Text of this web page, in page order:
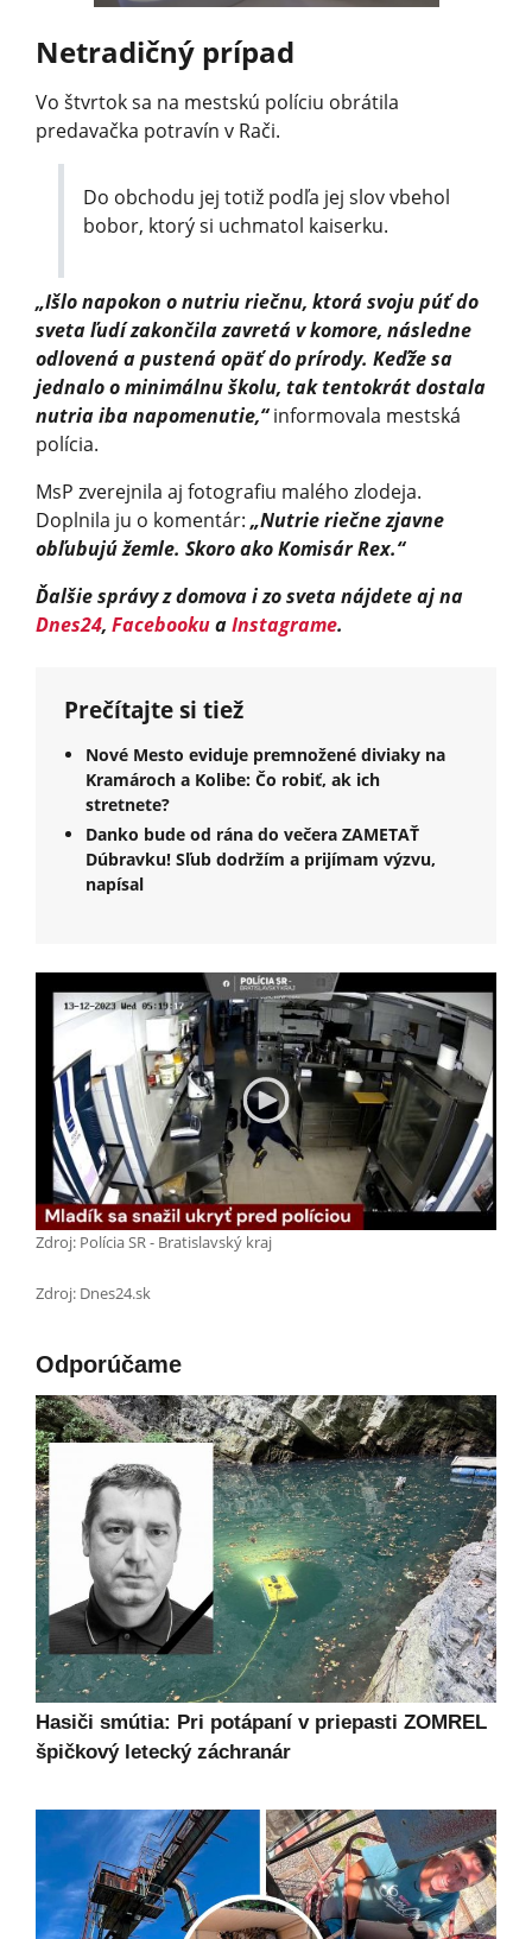
Netradičný prípad
Vo štvrtok sa na mestskú políciu obrátila
predavačka potravín v Rači.
Do obchodu jej totiž podľa jej slov vbehol
bobor, ktorý si uchmatol kaiserku.
„Išlo napokon o nutriu riečnu, ktorá svoju púť do
sveta ľudí zakončila zavretá v komore, následne
odlovená a pustená opäť do prírody. Keďže sa
jednalo o minimálnu školu, tak tentokrát dostala
nutria iba napomenutie,“informovala mestská
polícia.
MsP zverejnila aj fotografiu malého zlodeja.
Doplnila ju o komentár: „Nutrie riečne zjavne
obľubujú žemle. Skoro ako Komisár Rex.“
Ďalšie správy z domova i zo sveta nájdete aj na
Dnes24, FacebookuaInstagrame.
Prečítajte si tiež
Nové Mesto eviduje premnožené diviaky na
Kramároch a Kolibe: Čo robiť, ak ich
stretnete?
Danko bude od rána do večera ZAMETAŤ
Dúbravku! Sľub dodržím a prijímam výzvu,
napísal
Zdroj: Polícia SR - Bratislavský kraj
Zdroj: Dnes24.sk
Odporúčame
Hasiči smútia: Pri potápaní v priepasti ZOMREL
špičkový letecký záchranár